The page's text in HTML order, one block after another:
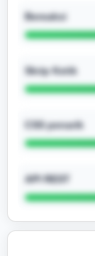
Bereaksi
Skrip Ketik
CSS penarik
API REST